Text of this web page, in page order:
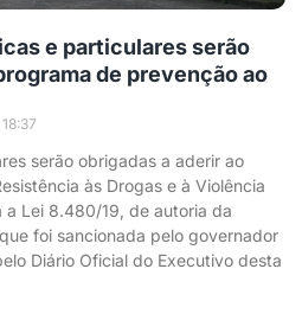
e particulares serão
de prevenção ao
18:37
serão obrigadas a aderir ao
às Drogas e à Violência
a Lei 8.480/19, de autoria da
foi sancionada pelo governador
Diário Oficial do Executivo desta